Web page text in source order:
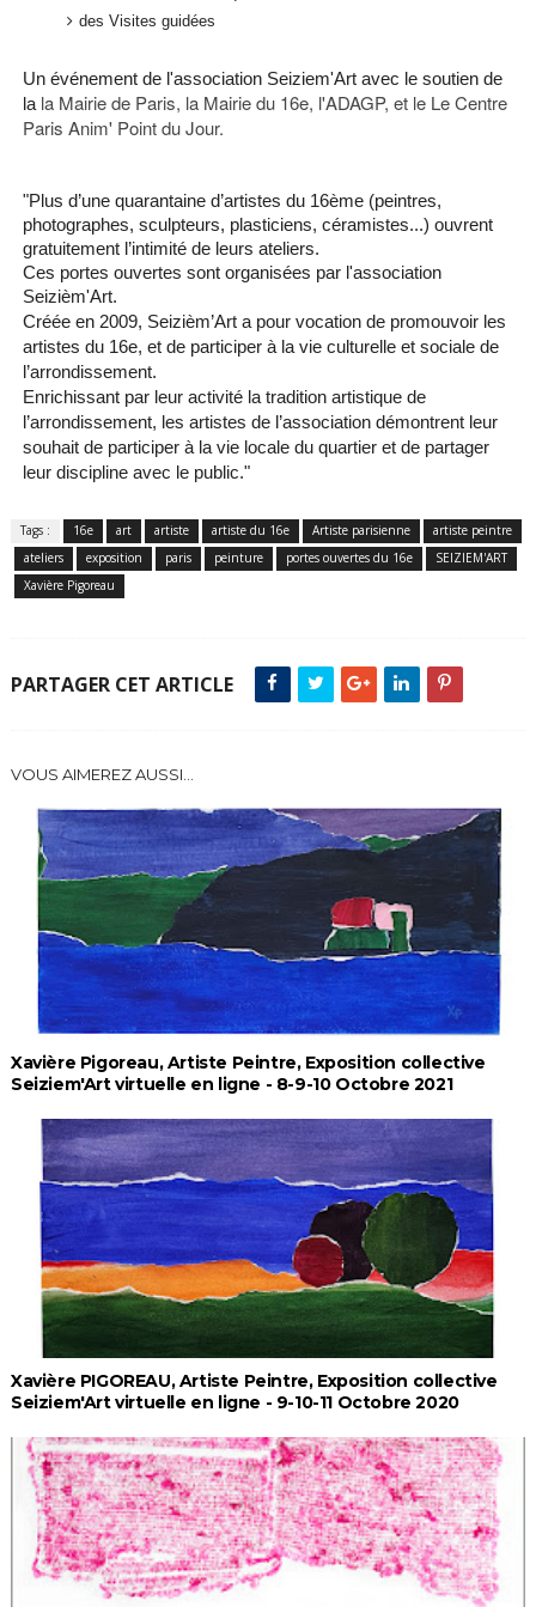
des Visites guidées
Un événement de l'association Seiziem'Art avec le soutien de
la la Mairie de Paris, la Mairie du 16e, l'ADAGP, et le Le Centre
Paris Anim' Point du Jour.
"Plus d’une quarantaine d’artistes du 16ème (peintres,
photographes, sculpteurs, plasticiens, céramistes...) ouvrent
gratuitement l’intimité de leurs ateliers.
Ces portes ouvertes sont organisées par l'association
Seizièm'Art.
Créée en 2009, Seizièm’Art a pour vocation de promouvoir les
artistes du 16e, et de participer à la vie culturelle et sociale de
l’arrondissement.
Enrichissant par leur activité la tradition artistique de
l’arrondissement, les artistes de l’association démontrent leur
souhait de participer à la vie locale du quartier et de partager
leur discipline avec le public."
Tags : 16e art artiste artiste du 16e Artiste parisienne
artiste peintre
ateliers
exposition paris peinture portes ouvertes du 16e
SEIZIEM'ART
Xavière Pigoreau
PARTAGER CET ARTICLE
VOUS AIMEREZ AUSSI...
Xavière Pigoreau, Artiste Peintre, Exposition collective
Seiziem'Art virtuelle en ligne - 8-9-10 Octobre 2021
Xavière PIGOREAU, Artiste Peintre, Exposition collective
Seiziem'Art virtuelle en ligne - 9-10-11 Octobre 2020